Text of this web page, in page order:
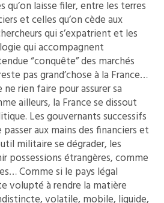
qu’on laisse filer, entre les terres
et celles qu’on cède aux
qui s’expatrient et les
qui accompagnent
“conquête” des marchés
pas grand’chose à la France…
rien faire pour assurer sa
ailleurs, la France se dissout
Les gouvernants successifs
aux mains des financiers et
militaire se dégrader, les
possessions étrangères, comme
Comme si le pays légal
volupté à rendre la matière
volatile, mobile, liquide,